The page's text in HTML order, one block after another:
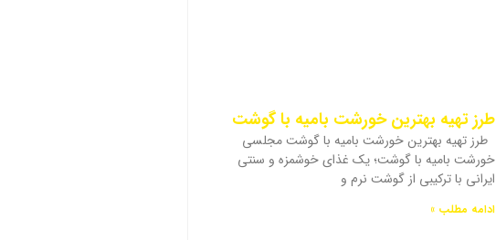
طرز تهیه بهترین خورشت بامیه با گوشت
طرز تهیه بهترین خورشت بامیه با گوشت مجلسی
خورشت بامیه با گوشت؛ یک غذای خوشمزه و سنتی
ایرانی با ترکیبی از گوشت نرم و
ادامه مطلب »